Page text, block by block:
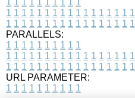
1 1 1 1 1 1 1 1 1 1 1 1 1 1 1 1 1
1 1 1 1 1 1 1 1 1 1 1 1 1 1 1 1 1
PARALLELS:
1 1 1 1 1 1 1 1 1 1
1 1 1 1 1 1 1 1 1 1 1 1 1 1 1 1 1
1 1 1 1 1 1 1 1 1 1 1 1 1 1 1 1 1
URL PARAMETER:
1 1 1 1 1 1 1 1 1 1